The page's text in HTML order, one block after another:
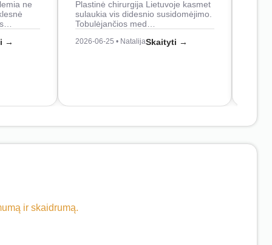
ne
→
Plastinė chirurgija Lietuvoje kasmet
sulaukia vis didesnio susidomėjimo.
Tobulėjančios med…
2026-06-25 • NatalijaSkaityti →
ir skaidrumą.